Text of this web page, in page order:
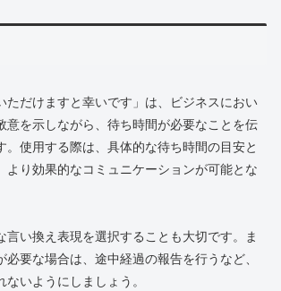
ただけますと幸いです」は、ビジネスにおい
意を示しながら、待ち時間が必要なことを伝
。使用する際は、具体的な待ち時間の目安と
より効果的なコミュニケーションが可能とな
言い換え表現を選択することも大切です。ま
必要な場合は、途中経過の報告を行うなど、
いようにしましょう。